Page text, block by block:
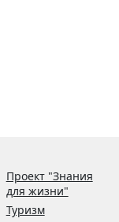
Проект "Знания
для жизни"
Туризм